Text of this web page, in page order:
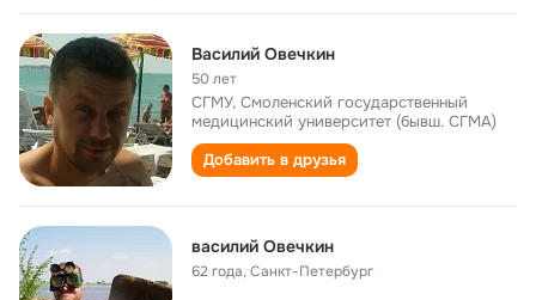
Василий Овечкин
50 лет
СГМУ, Смоленский государственный
медицинский университет (бывш. СГМА)
Добавить в друзья
василий Овечкин
62 года,Санкт-Петербург